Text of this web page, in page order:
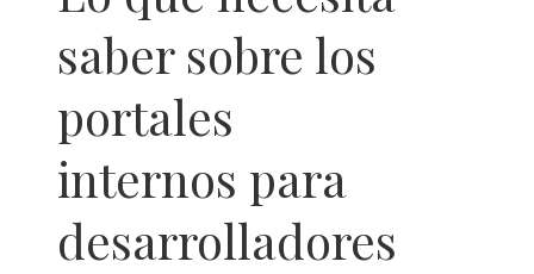
saber sobre los
portales
internos para
desarrolladores